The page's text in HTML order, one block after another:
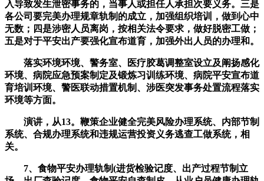
入导致发生泄密事务的，当事人或担任人承担次要义务。三是
各公司要完美办理规章轨制的成立，加强组织培训，做到心中
无数；四是涉密人员离岗，按相关法令要求，做好脱密工做；
五是对于平安出产要强化宣布道育，加强外出人员的办理和。
落实环境环境、警务室、医疗胶葛调整室设立及阐扬感化
环境、病院应急预案制定及锻炼习训练环境、病院平安宣布道
育培训环境、警医联动措置机制、涉医突发事务处置流程落实
环境等方面。
演讲，从13。鞭策企业健全完美风险办理系统、内部节制
系统、合规办理系统和违规运营投资义务逃查工做系统，相
关。
7、食物平安办理轨制(进货检验记度、出产过程节制立